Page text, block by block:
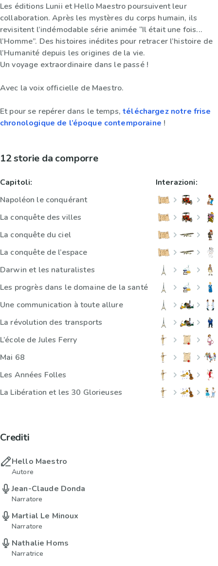
Les éditions Lunii et Hello Maestro poursuivent leur
collaboration. Après les mystères du corps humain, ils
revisitent l’indémodable série animée “Il était une fois...
l’Homme”. Des histoires inédites pour retracer l’histoire de
l’Humanité depuis les origines de la vie.
Un voyage extraordinaire dans le passé !
Avec la voix officielle de Maestro.
Et pour se repérer dans le temps,téléchargez notre frise
chronologique de l’époque contemporaine !
12 storie da comporre
Capitoli:
Napoléon le conquérant
La conquête des villes
La conquête du ciel
La conquête de l’espace
Darwin et les naturalistes
Les progrès dans le domaine de la santé
Une communication à toute allure
La révolution des transports
L’école de Jules Ferry
Mai 68
Les Années Folles
La Libération et les 30 Glorieuses
Interazioni:
Crediti
Hello Maestro
Autore
Jean-Claude Donda
Narratore
Martial Le Minoux
Narratore
Nathalie Homs
Narratrice